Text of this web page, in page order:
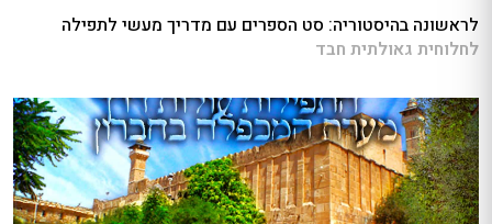
לראשונה בהיסטוריה: סט הספרים עם מדריך מעשי לתפילה
לחלוחית גאולתית חבד